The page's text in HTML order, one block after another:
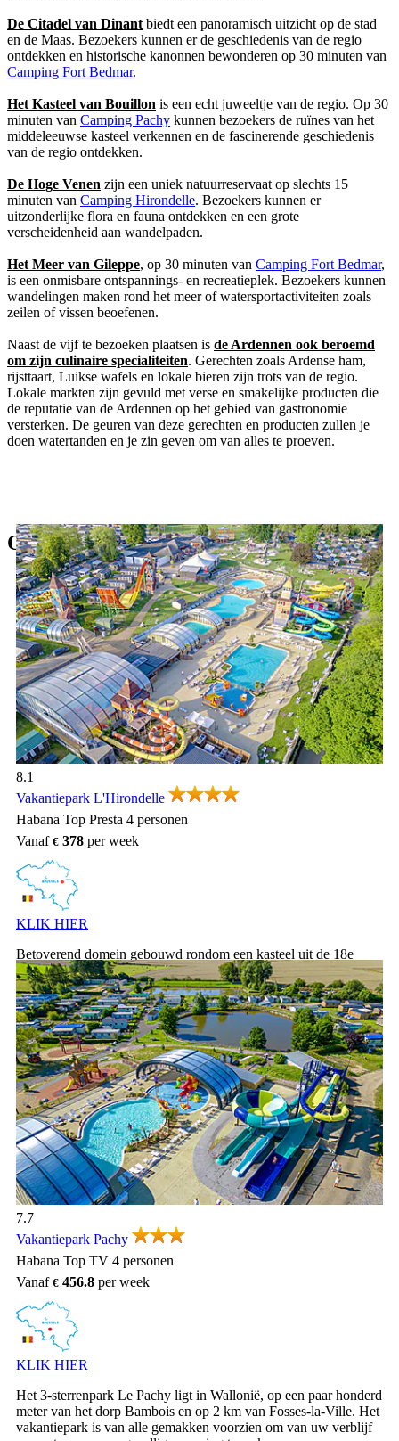
De Citadel van Dinant biedt een panoramisch uitzicht op de stad
en de Maas. Bezoekers kunnen er de geschiedenis van de regio
ontdekken en historische kanonnen bewonderen op 30 minuten van
Camping Fort Bedmar.
Het Kasteel van Bouillon is een echt juweeltje van de regio. Op 30
minuten van Camping Pachy kunnen bezoekers de ruïnes van het
middeleeuwse kasteel verkennen en de fascinerende geschiedenis
van de regio ontdekken.
De Hoge Venen zijn een uniek natuurreservaat op slechts 15
minuten van Camping Hirondelle. Bezoekers kunnen er
uitzonderlijke flora en fauna ontdekken en een grote
verscheidenheid aan wandelpaden.
Het Meer van Gileppe, op 30 minuten van Camping Fort Bedmar,
is een onmisbare ontspannings- en recreatieplek. Bezoekers kunnen
wandelingen maken rond het meer of watersportactiviteiten zoals
zeilen of vissen beoefenen.
Naast de vijf te bezoeken plaatsen is de Ardennen ook beroemd
om zijn culinaire specialiteiten. Gerechten zoals Ardense ham,
rijsttaart, Luikse wafels en lokale bieren zijn trots van de regio.
Lokale markten zijn gevuld met verse en smakelijke producten die
de reputatie van de Ardennen op het gebied van gastronomie
versterken. De geuren van deze gerechten en producten zullen je
doen watertanden en je zin geven om van alles te proeven.
Onze vakantieparken in Ardennes
Vakantiepark L'Hirondelle, Vakantiepark Ardennen
8.1
Vakantiepark L'Hirondelle
Habana Top Presta 4 personen
Vanaf
378 per week
KLIK HIER
Betoverend domein gebouwd rondom een kasteel uit de 18e
eeuw, met een speelterrein en een mooi zwempark met glijbanen
in het hart van een beschermd natuurpark.
Vakantiepark Pachy, Vakantiepark Ardennen
7.7
Vakantiepark Pachy
Habana Top TV 4 personen
Vanaf
456.8 per week
KLIK HIER
Het 3-sterrenpark Le Pachy ligt in Wallonië, op een paar honderd
meter van het dorp Bambois en op 2 km van Fosses-la-Ville. Het
vakantiepark is van alle gemakken voorzien om van uw verblijf